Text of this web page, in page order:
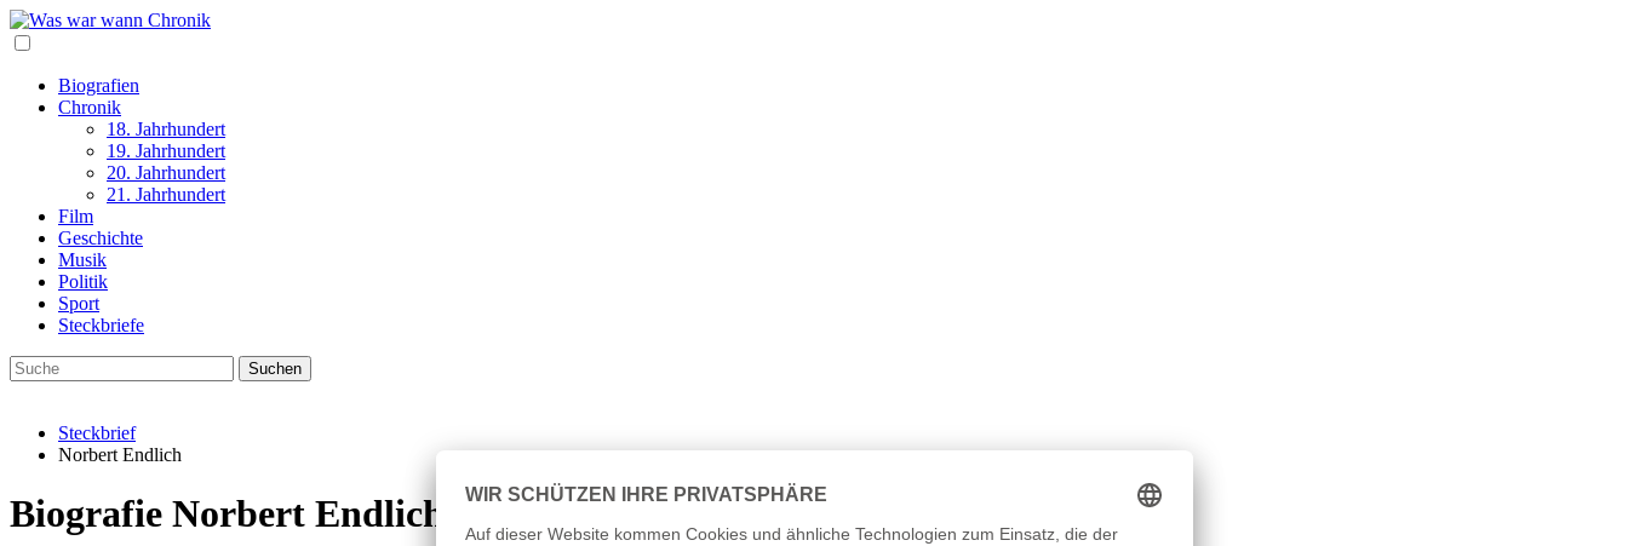
Biografien
Chronik
18. Jahrhundert
19. Jahrhundert
20. Jahrhundert
21. Jahrhundert
Film
Geschichte
Musik
Politik
Sport
Steckbriefe
Steckbrief
Norbert Endlich
Biografie Norbert Endlich Lebenslauf